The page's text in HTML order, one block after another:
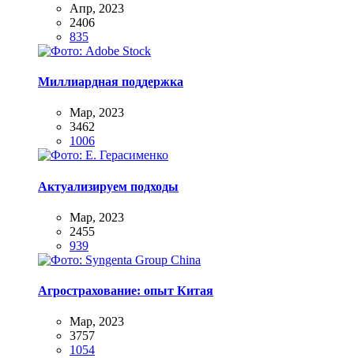
Апр, 2023
2406
835
Миллиардная поддержка
Мар, 2023
3462
1006
Актуализируем подходы
Мар, 2023
2455
939
Агрострахование: опыт Китая
Мар, 2023
3757
1054